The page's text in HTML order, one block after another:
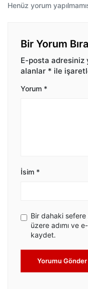
Henüz yorum
Bir Yorum
E-posta adresiniz
alanlar * ile
Yorum *
İsim *
Bir dahaki sefere
üzere adımı ve
kaydet.
Yorumu Gönder